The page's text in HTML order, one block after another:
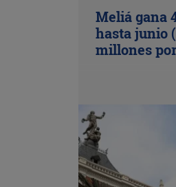
Meliá gana
hasta junio
millones